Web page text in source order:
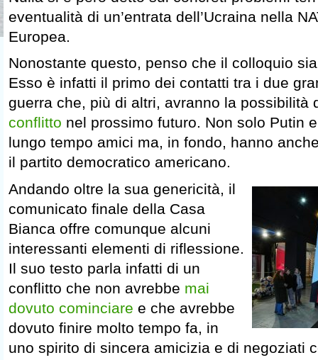
eventualità di un’entrata dell’Ucraina nella
Europea.
Nonostante questo, penso che il colloquio
Esso è infatti il primo dei contatti tra i due
guerra che, più di altri, avranno la possibilità
conflitto nel prossimo futuro. Non solo Putin
lungo tempo amici ma, in fondo, hanno
il partito democratico americano.
Andando oltre la sua genericità, il
comunicato finale della Casa
Bianca offre comunque alcuni
interessanti elementi di riflessione.
Il suo testo parla infatti di un
conflitto che non avrebbe mai
dovuto cominciare e che avrebbe
dovuto finire molto tempo fa, in
uno spirito di sincera amicizia e di negoziati